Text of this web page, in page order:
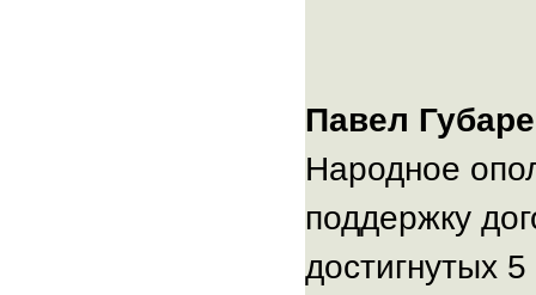
Павел
Народное
поддержку
достигнутых